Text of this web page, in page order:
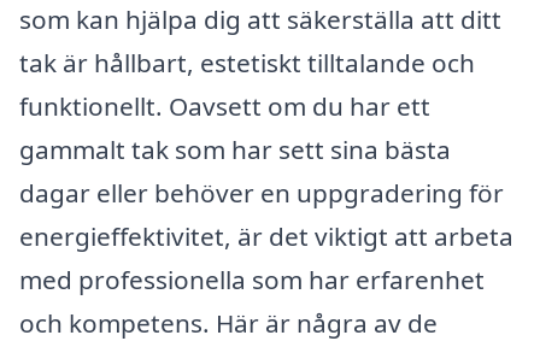
som kan hjälpa dig att säkerställa att ditt
tak är hållbart, estetiskt tilltalande och
funktionellt. Oavsett om du har ett
gammalt tak som har sett sina bästa
dagar eller behöver en uppgradering för
energieffektivitet, är det viktigt att arbeta
med professionella som har erfarenhet
och kompetens. Här är några av de